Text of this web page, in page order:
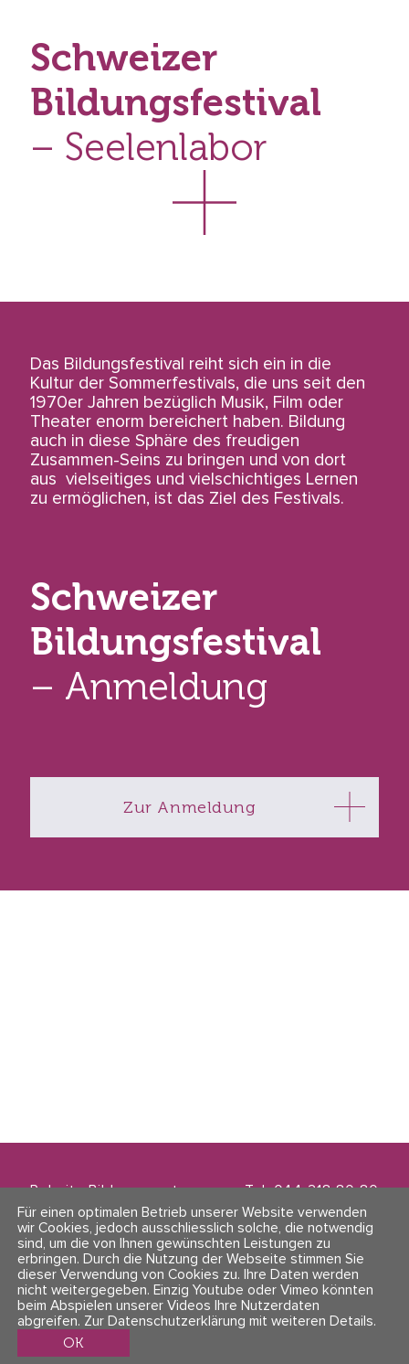
Schweizer
Bildungsfestival
– Seelenlabor
Das Bildungsfestival reiht sich ein in die
Kultur der Sommerfestivals, die uns seit den
1970er Jahren bezüglich Musik, Film oder
Theater enorm bereichert haben. Bildung
auch in diese Sphäre des freudigen
Zusammen-Seins zu bringen und von dort
aus vielseitiges und vielschichtiges Lernen
zu ermöglichen, ist das Ziel des Festivals.
Schweizer
Bildungsfestival
– Anmeldung
Zur Anmeldung
Polarity Bildungszentrum
Zwinglistrasse 21
8004 Zürich
Tel. 044 218 80 80
info@polarity.ch
Kontakt & Info
AGBs
Impressum & Datenschutz
Folge uns
Für einen optimalen Betrieb unserer Website verwenden
wir Cookies, jedoch ausschliesslich solche, die notwendig
sind, um die von Ihnen gewünschten Leistungen zu
erbringen. Durch die Nutzung der Webseite stimmen Sie
dieser Verwendung von Cookies zu. Ihre Daten werden
nicht weitergegeben. Einzig Youtube oder Vimeo könnten
beim Abspielen unserer Videos Ihre Nutzerdaten
abgreifen. Zur Datenschutzerklärung mit weiteren Details.
OK